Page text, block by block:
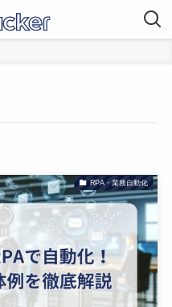
RPA・業務自動化